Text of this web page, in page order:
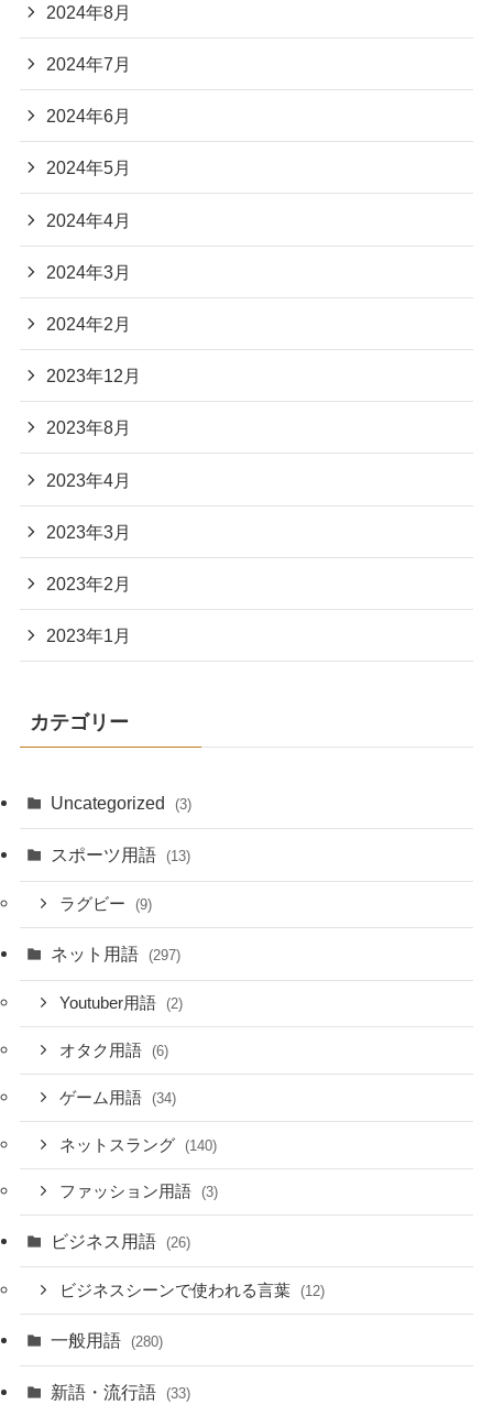
2024年8月
2024年7月
2024年6月
2024年5月
2024年4月
2024年3月
2024年2月
2023年12月
2023年8月
2023年4月
2023年3月
2023年2月
2023年1月
カテゴリー
Uncategorized (3)
スポーツ用語 (13)
ラグビー (9)
ネット用語 (297)
Youtuber用語 (2)
オタク用語 (6)
ゲーム用語 (34)
ネットスラング (140)
ファッション用語 (3)
ビジネス用語 (26)
ビジネスシーンで使われる言葉 (12)
一般用語 (280)
新語・流行語 (33)